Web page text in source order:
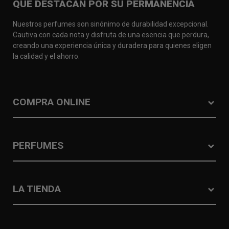
QUE DESTACAN POR SU PERMANENCIA
Nuestros perfumes son sinónimo de durabilidad excepcional.
Cautiva con cada nota y disfruta de una esencia que perdura,
creando una experiencia única y duradera para quienes eligen
la calidad y el ahorro.
COMPRA ONLINE
PERFUMES
LA TIENDA